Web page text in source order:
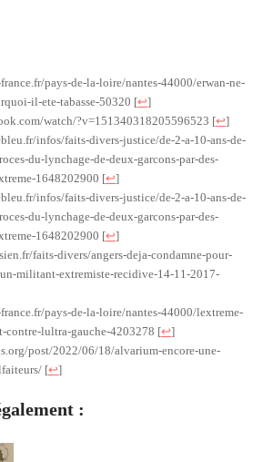
pays-de-la-loire/nantes-44000/erwan-ne-
il-ete-tabasse-50320 [↩]
watch/?v=151340318205596523 [↩]
infos/faits-divers-justice/de-2-a-10-ans-de-
du-lynchage-de-deux-garcons-par-des-
1648202900 [↩]
infos/faits-divers-justice/de-2-a-10-ans-de-
du-lynchage-de-deux-garcons-par-des-
1648202900 [↩]
faits-divers/angers-deja-condamne-pour-
militant-extremiste-recidive-14-11-2017-
pays-de-la-loire/nantes-44000/lextreme-
contre-lultra-gauche-4203278 [↩]
post/2022/06/18/alvarium-encore-une-
[↩]
: